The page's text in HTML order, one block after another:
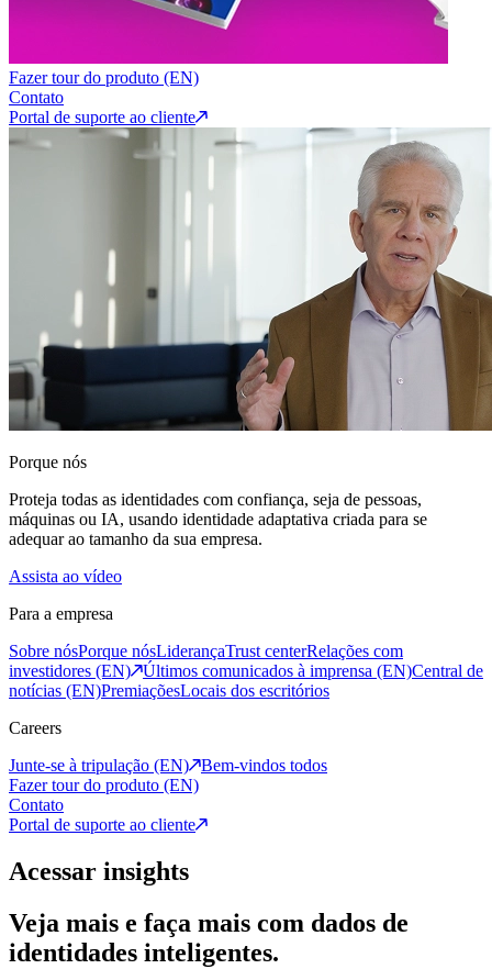
Fazer tour do produto (EN)
Contato
Portal de suporte ao cliente
Porque nós
Proteja todas as identidades com confiança, seja de pessoas,
máquinas ou IA, usando identidade adaptativa criada para se
adequar ao tamanho da sua empresa.
Assista ao vídeo
Para a empresa
Sobre nósPorque nósLiderançaTrust centerRelações com
investidores (EN)
Últimos comunicados à imprensa (EN)Central de
notícias (EN)PremiaçõesLocais dos escritórios
Careers
Junte-se à tripulação (EN)
Bem-vindos todos
Fazer tour do produto (EN)
Contato
Portal de suporte ao cliente
Acessar insights
Veja mais e faça mais com dados de
identidades inteligentes.